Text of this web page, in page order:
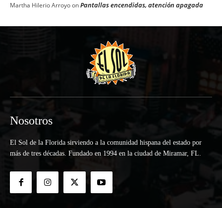
Martha Hilerio ArroyoonPantallas encendidas, atención apagada
Nosotros
El Sol de la Florida sirviendo a la comunidad hispana del estado por
más de tres décadas. Fundado en 1994 en la ciudad de Miramar, FL.